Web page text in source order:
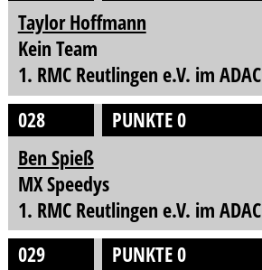
Taylor Hoffmann
Kein Team
1. RMC Reutlingen e.V. im ADAC
028
PUNKTE 0
Ben Spieß
MX Speedys
1. RMC Reutlingen e.V. im ADAC
029
PUNKTE 0